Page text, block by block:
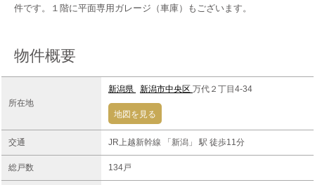
件です。１階に平面専用ガレージ（車庫）もございます。
物件概要
所在地
新潟県 新潟市中央区万代２丁目4-34
地図を見る
交通 JR上越新幹線 「新潟」 駅 徒歩11分
総戸数 134戸